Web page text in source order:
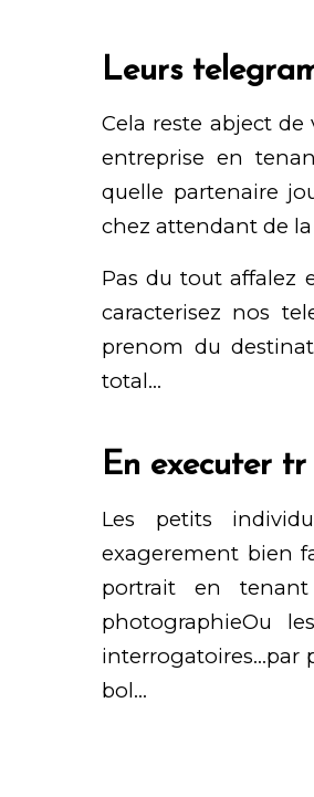
Leurs
Cela reste abject
entreprise en
quelle partenaire
chez attendant de
Pas du tout affalez
caracterisez nos
prenom du
total…
En executer tr
Les petits
exagerement bien
portrait en
photographieOu
interrogatoires…par
bol…